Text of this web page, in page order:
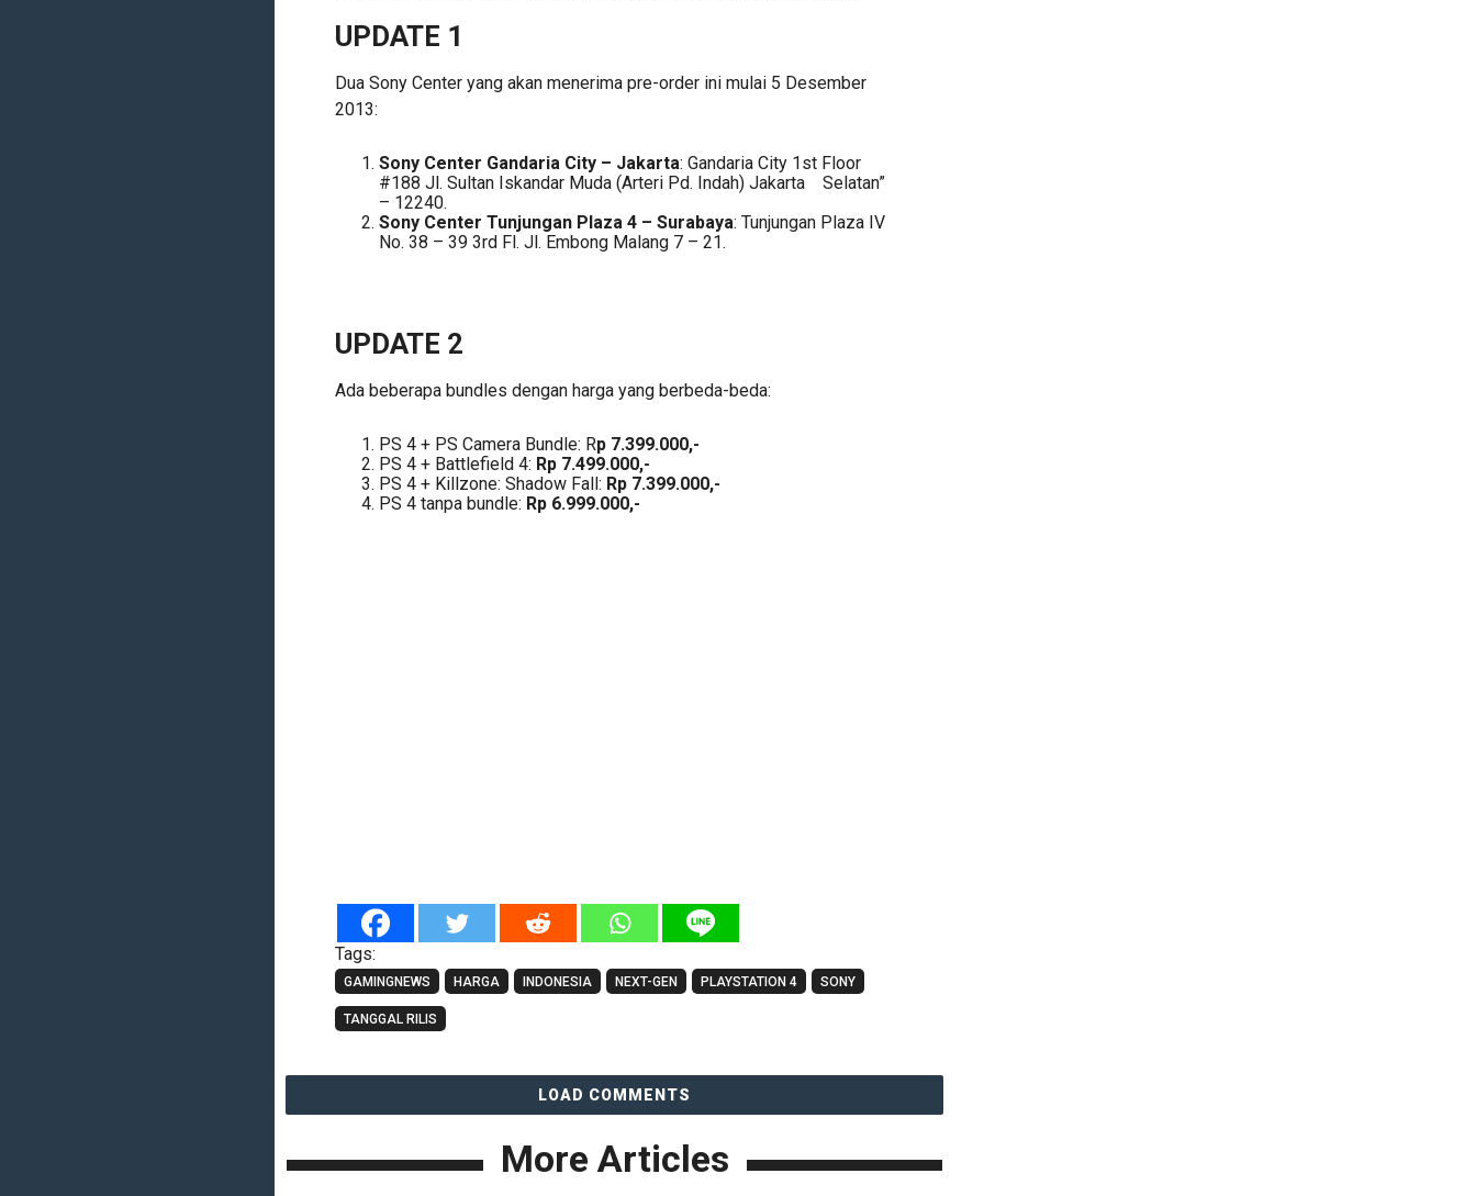
UPDATE 1
Dua Sony Center yang akan menerima pre-order ini mulai 5 Desember
2013:
Sony Center Gandaria City – Jakarta: Gandaria City 1st Floor
#188 Jl. Sultan Iskandar Muda (Arteri Pd. Indah) Jakarta Selatan”
– 12240.
Sony Center Tunjungan Plaza 4 – Surabaya: Tunjungan Plaza IV
No. 38 – 39 3rd Fl. Jl. Embong Malang 7 – 21.
UPDATE 2
Ada beberapa bundles dengan harga yang berbeda-beda:
PS 4 + PS Camera Bundle: Rp 7.399.000,-
PS 4 + Battlefield 4: Rp 7.499.000,-
PS 4 + Killzone: Shadow Fall: Rp 7.399.000,-
PS 4 tanpa bundle: Rp 6.999.000,-
Tags:
GAMINGNEWS HARGA INDONESIA NEXT-GEN PLAYSTATION 4 SONY
TANGGAL RILIS
LOAD COMMENTS
More Articles